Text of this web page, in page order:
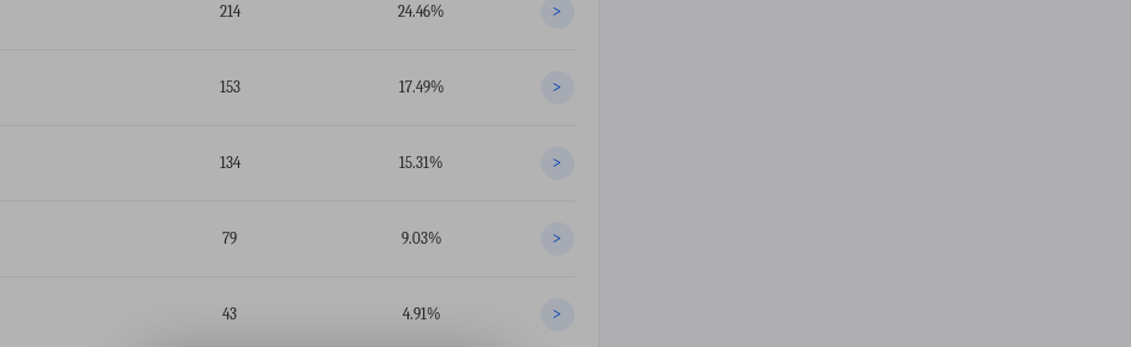
214 24.46% >
153 17.49% >
134 15.31% >
79 9.03% >
43 4.91% >